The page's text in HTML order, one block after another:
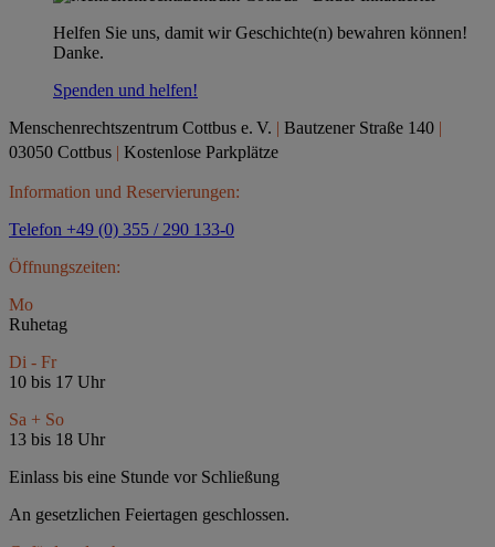
Helfen Sie uns, damit wir Geschichte(n) bewahren können!
Danke.
Spenden und helfen!
Menschenrechtszentrum Cottbus e. V. | Bautzener Straße 140 |
03050 Cottbus | Kostenlose Parkplätze
Information und Reservierungen:
Telefon +49 (0) 355 / 290 133-0
Öffnungszeiten:
Mo
Ruhetag
Di - Fr
10 bis 17 Uhr
Sa + So
13 bis 18 Uhr
Einlass bis eine Stunde vor Schließung
An gesetzlichen Feiertagen geschlossen.